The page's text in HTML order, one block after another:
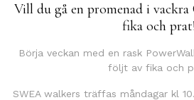
Vill du gå en promenad i
fika och
Börja veckan med en rask
följt av fika och
SWEA walkers träffas måndagar kl